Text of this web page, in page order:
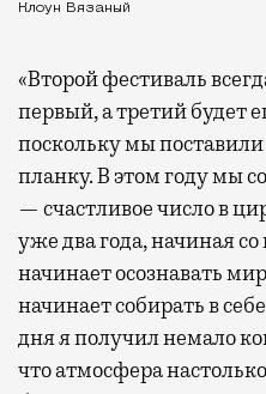
Клоун Вязаный
«Второй фестиваль
первый, а третий будет
поскольку мы
планку. В этом году мы
— счастливое число в
уже два года, начиная со
начинает осознавать
начинает собирать в
дня я получил немало
что атмосфера